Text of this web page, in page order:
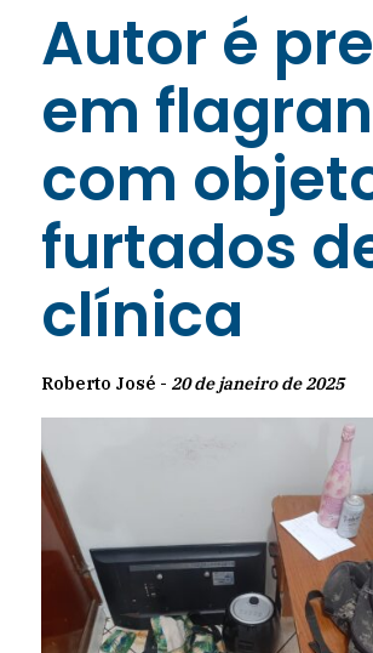
Autor é
em
com
furtados
clínica
Roberto José - 20 de janeiro de 2025